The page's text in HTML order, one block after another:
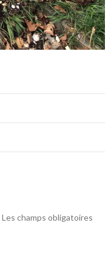
Les champs obligatoires